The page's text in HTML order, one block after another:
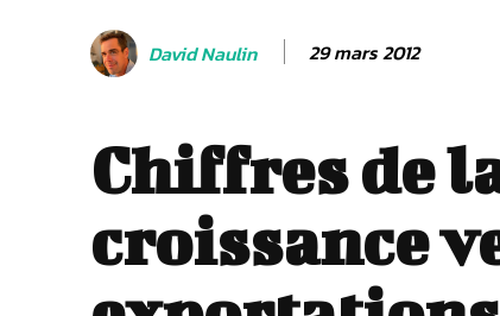
David Naulin 29 mars 2012
Chiffres de
croissance